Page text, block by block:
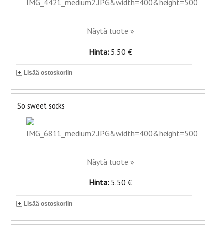
Näytä tuote »
Hinta: 5.50 €
Lisää ostoskoriin
So sweet socks
Näytä tuote »
Hinta: 5.50 €
Lisää ostoskoriin